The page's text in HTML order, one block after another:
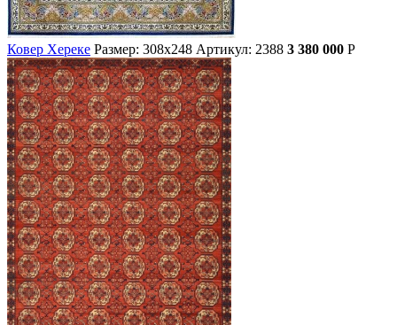
Ковер Хереке Размер: 308х248 Артикул: 2388 3 380 000 Р